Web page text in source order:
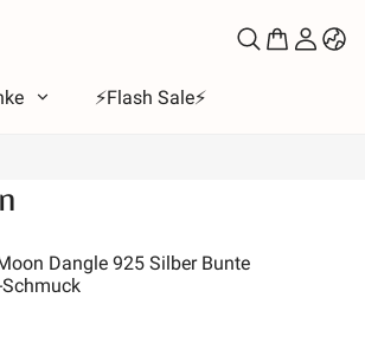
⚡️Flash Sale⚡️
Dangle 925 Silber Bunte
Schmuck